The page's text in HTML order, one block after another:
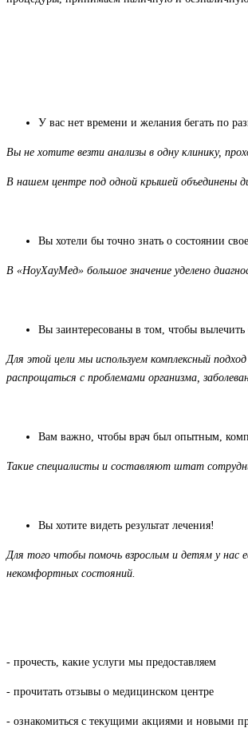
У вас нет времени и желания бегать по
Вы не хотите везти анализы в одну клинику,
В нашем центре под одной крышей объединены
Вы хотели бы точно знать о состоянии
В «НоуХауМед» большое значение уделено
Вы заинтересованы в том, чтобы вылечить
Для этой цели мы используем комплексный
распрощаться с проблемами организма,
Вам важно, чтобы врач был опытным,
Такие специалисты и составляют штат
Вы хотите видеть результат лечения!
Для того чтобы помочь взрослым и детям у нас
некомфортных состояний.
- прочесть, какие услуги мы предоставляем
- прочитать отзывы о медицинском центре
- ознакомиться с текущими акциями и новыми